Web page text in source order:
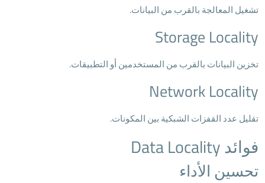
تشغيل المعالجة بالقرب من البيانات.
Storage Locality
تخزين البيانات بالقرب من المستخدمين أو التطبيقات.
Network Locality
تقليل عدد القفزات الشبكية بين المكونات.
فوائد Data Locality
تحسين الأداء